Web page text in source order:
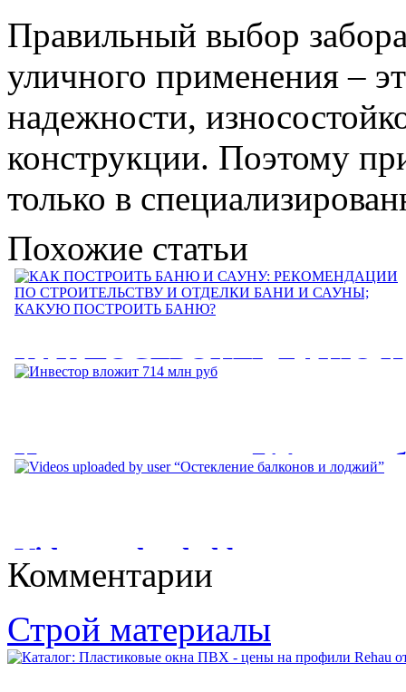
Правильный выбор
уличного применения –
надежности,
конструкции. Поэтому
только в
Похожие статьи
КАК ПОСТРОИТЬ БАНЮ И
ОТДЕЛКИ БАНИ И САУНЫ;
КАК ПОСТРОИТЬ БАНЮ И САУНУ: РЕКОМЕНДАЦИИ
ПО СТРОИТЕЛЬСТВУ И ОТДЕЛКИ БАНИ И САУНЫ;...
Инвестор вложит 714 млн руб
Videos uploaded by user
“Остекление балконов и
лоджий”
Videos uploaded by user “Остекление балконов и лоджий. Цены
Комментарии
Строй материалы